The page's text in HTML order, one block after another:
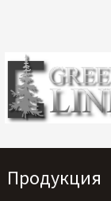
Продукция